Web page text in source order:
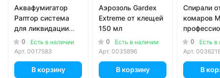
Аквафумигатор
Раптор система
для ликвидации
насекомых
0
Есть в наличии
Арт. 0017583
В корзину
Аэрозоль Gardex
Extreme от клещей
150 мл
0
Есть в наличии
Арт. 0035896
В корзину
Спирали
комаров
защита
0
Есть в
Арт.
В